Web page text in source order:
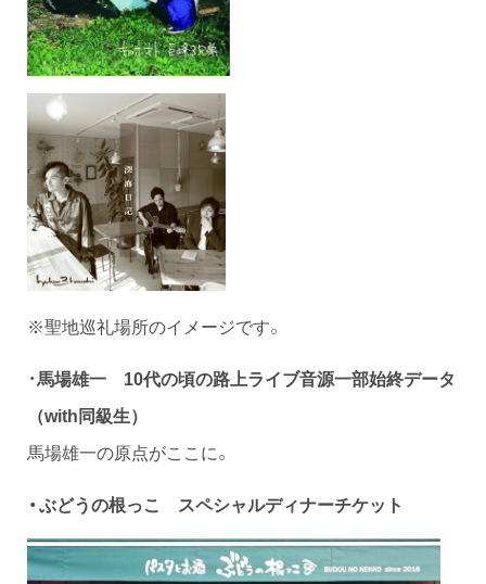
※聖地巡礼場所のイメージです。
・馬場雄一 10代の頃の路上ライブ音源一部始終データ
（with同級生）
馬場雄一の原点がここに。
・ぶどうの根っこ スペシャルディナーチケット